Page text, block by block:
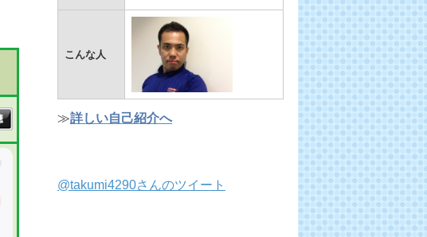
こんな人
≫詳しい自己紹介へ
@takumi4290さんのツイート